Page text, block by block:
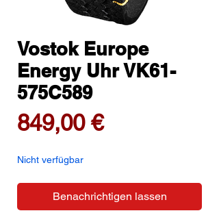
Vostok Europe
Energy Uhr VK61-
575C589
849,00 €Preis
Nicht verfügbar
Benachrichtigen lassen